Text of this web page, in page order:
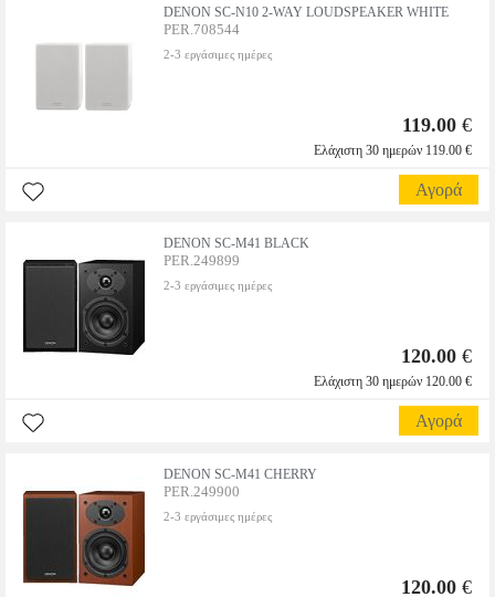
DENON SC-N10 2-WAY LOUDSPEAKER WHITE
PER.708544
2-3 εργάσιμες ημέρες
119.00 €
Ελάχιστη 30 ημερών 119.00 €
Αγορά
DENON SC-M41 BLACK
PER.249899
2-3 εργάσιμες ημέρες
120.00 €
Ελάχιστη 30 ημερών 120.00 €
Αγορά
DENON SC-M41 CHERRY
PER.249900
2-3 εργάσιμες ημέρες
120.00 €